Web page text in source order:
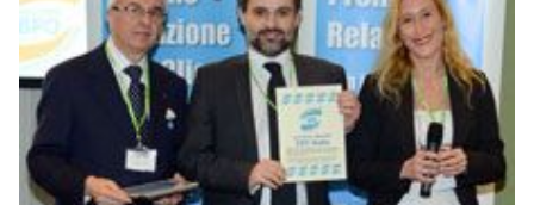
MOBILITÀ
INDUSTRIA
RICERCA
ECONOMIA